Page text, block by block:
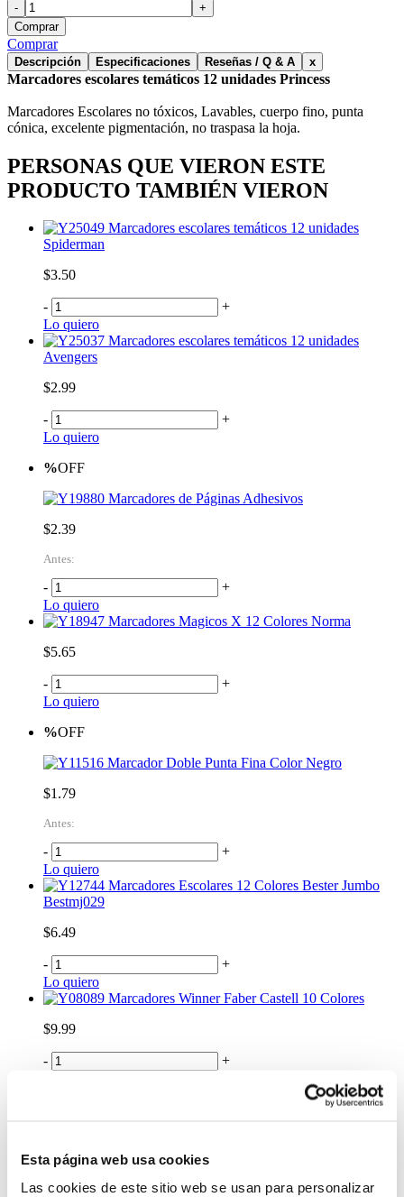
Esta página web usa cookies
Las cookies de este sitio web se usan para personalizar
-
+
Comprar
Comprar
Descripción Especificaciones Reseñas / Q & A x
Marcadores escolares temáticos 12 unidades Princess
Marcadores Escolares no tóxicos, Lavables, cuerpo fino, punta
cónica, excelente pigmentación, no traspasa la hoja.
PERSONAS QUE VIERON ESTE
PRODUCTO TAMBIÉN VIERON
Marcadores escolares temáticos 12 unidades
Spiderman
$3.50
-
+
Lo quiero
Marcadores escolares temáticos 12 unidades
Avengers
$2.99
-
+
Lo quiero
%OFF
Marcadores de Páginas Adhesivos
$2.39
Antes:
-
+
Lo quiero
Marcadores Magicos X 12 Colores Norma
$5.65
-
+
Lo quiero
%OFF
Marcador Doble Punta Fina Color Negro
$1.79
Antes:
-
+
Lo quiero
Marcadores Escolares 12 Colores Bester Jumbo
Bestmj029
$6.49
-
+
Lo quiero
Marcadores Winner Faber Castell 10 Colores
$9.99
-
+
Marcadores Faber Castell Fiesta Caras 6 Colores
-